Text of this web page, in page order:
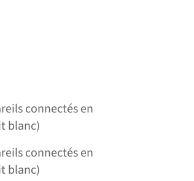
connectés en
blanc)
connectés en
blanc)